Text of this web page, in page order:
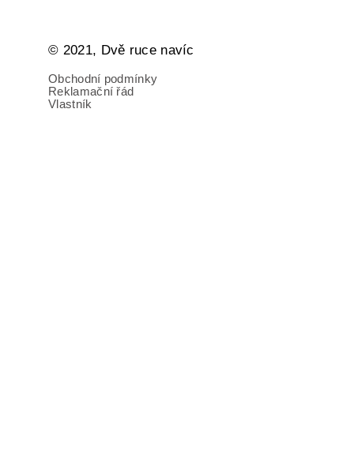
© 2021, Dvě ruce navíc
Obchodní podmínky
Reklamační řád
Vlastník